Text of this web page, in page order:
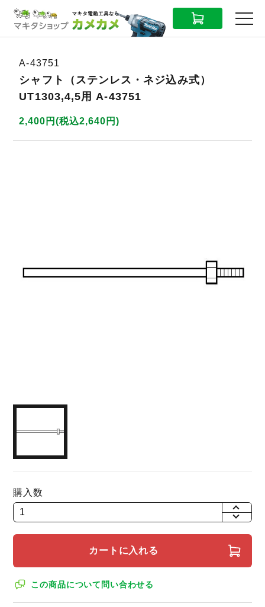
CART MENU
A-43751
シャフト（ステンレス・ネジ込み式）
UT1303,4,5用 A-43751
2,400円(税込2,640円)
購入数
+
カートに入れる
この商品について問い合わせる